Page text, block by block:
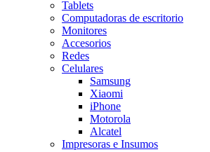
Tablets
Computadoras de escritorio
Monitores
Accesorios
Redes
Celulares
Samsung
Xiaomi
iPhone
Motorola
Alcatel
Impresoras e Insumos